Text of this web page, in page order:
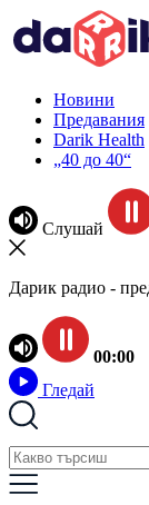
Новини
Предавания
Darik Health
„40 до 40“
Слушай
Дарик радио -
00:00
Гледай